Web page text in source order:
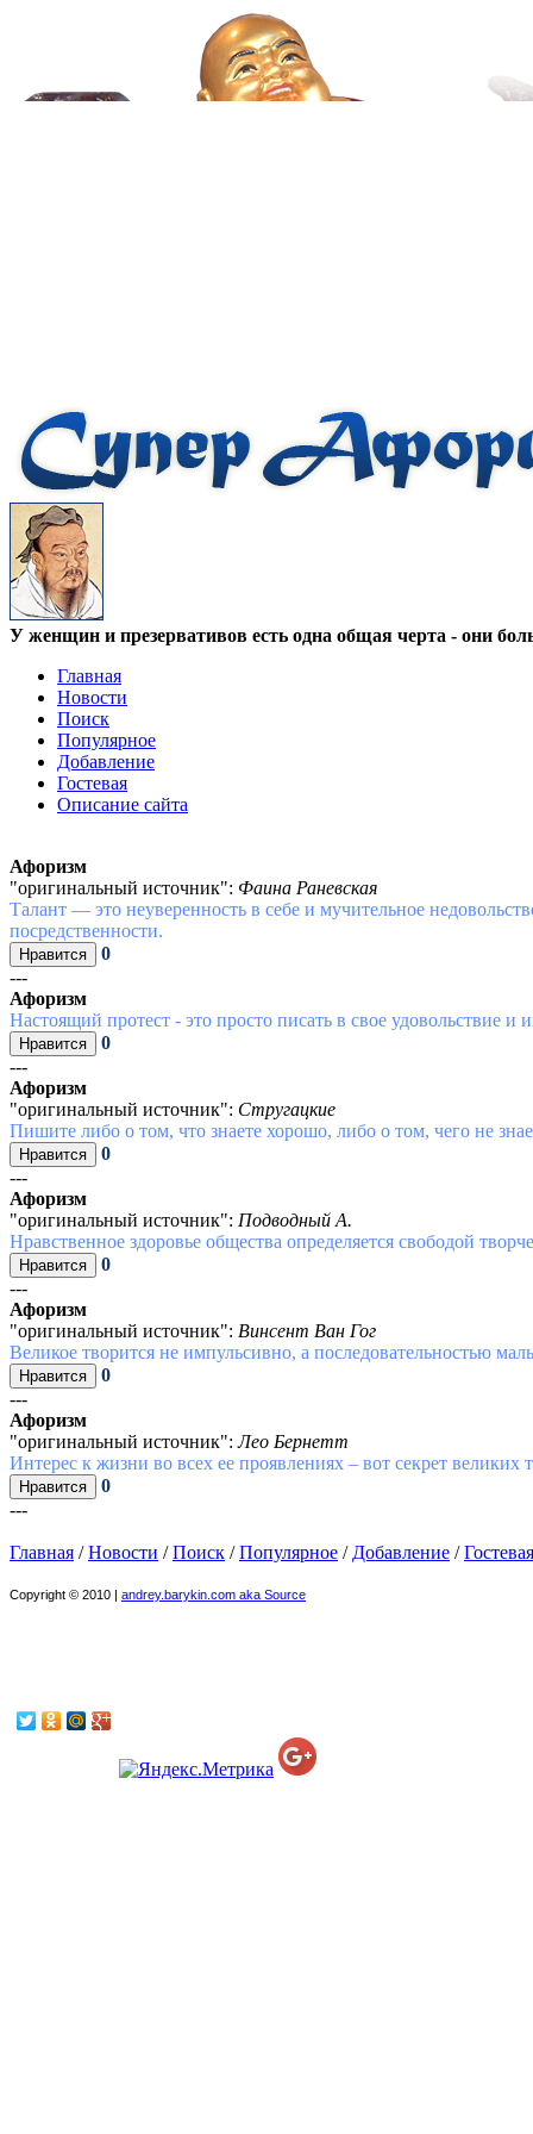
У женщин и презервативов есть одна общая черта - они
Главная
Новости
Поиск
Популярное
Добавление
Гостевая
Описание сайта
Афоризм
"оригинальный источник": Фаина Раневская
Талант — это неуверенность в себе и мучительное
посредственности.
0
---
Афоризм
Настоящий протест - это просто писать в свое удовольствие и
0
---
Афоризм
"оригинальный источник": Стругацкие
Пишите либо о том, что знаете хорошо, либо о том, чего не
0
---
Афоризм
"оригинальный источник": Подводный А.
Нравственное здоровье общества определяется свободой
0
---
Афоризм
"оригинальный источник": Винсент Ван Гог
Великое творится не импульсивно, а последовательностью
0
---
Афоризм
"оригинальный источник":Лео Бернетт
Интерес к жизни во всех ее проявлениях – вот секрет великих
0
---
Главная /Новости /Поиск /Популярное / Добавление /Гостевая
Copyright © 2010 | andrey.barykin.com aka Source